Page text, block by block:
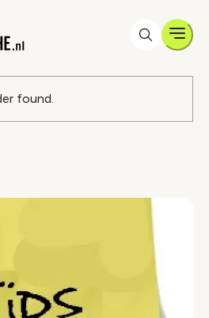
found.